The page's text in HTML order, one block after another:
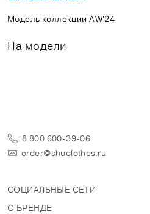
Модель коллекции AW'24
На модели
8 800 600-39-06
order@shuclothes.ru
СОЦИАЛЬНЫЕ СЕТИ
О БРЕНДЕ